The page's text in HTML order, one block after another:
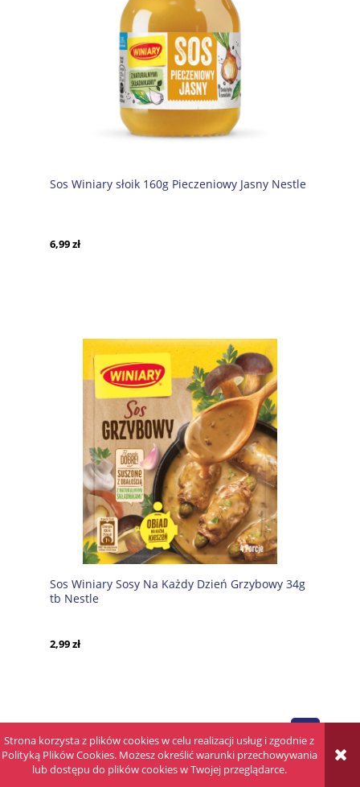
Strona korzysta z plików cookies w celu realizacji usług i zgodnie z
Polityką Plików Cookies. Możesz określić warunki przechowywania
lub dostępu do plików cookies w Twojej przeglądarce.
Sos Winiary słoik 160g Pieczeniowy Jasny Nestle
6,99 zł
Sos Winiary Sosy Na Każdy Dzień Grzybowy 34g
tb Nestle
2,99 zł